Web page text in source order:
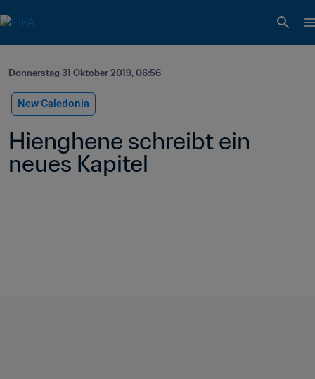
Donnerstag 31 Oktober 2019, 06:56
New Caledonia
Hienghene schreibt ein
neues Kapitel